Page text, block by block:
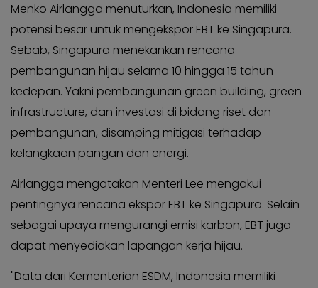
Menko Airlangga menuturkan, Indonesia memiliki
potensi besar untuk mengekspor EBT ke Singapura.
Sebab, Singapura menekankan rencana
pembangunan hijau selama 10 hingga 15 tahun
kedepan. Yakni pembangunan green building, green
infrastructure, dan investasi di bidang riset dan
pembangunan, disamping mitigasi terhadap
kelangkaan pangan dan energi.
Airlangga mengatakan Menteri Lee mengakui
pentingnya rencana ekspor EBT ke Singapura. Selain
sebagai upaya mengurangi emisi karbon, EBT juga
dapat menyediakan lapangan kerja hijau.
"Data dari Kementerian ESDM, Indonesia memiliki